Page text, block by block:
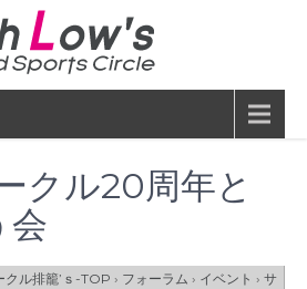
クル20周年と
会
クル排籠’ｓ-TOP › フォーラム › イベント › サ